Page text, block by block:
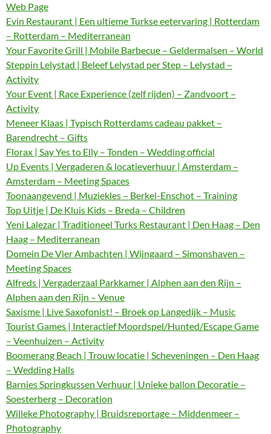
Web Page
Evin Restaurant | Een ultieme Turkse eetervaring | Rotterdam
– Rotterdam – Mediterranean
Your Favorite Grill | Mobile Barbecue – Geldermalsen – World
Steppin Lelystad | Beleef Lelystad per Step – Lelystad –
Activity
Your Event | Race Experience (zelf rijden) – Zandvoort –
Activity
Meneer Klaas | Typisch Rotterdams cadeau pakket –
Barendrecht – Gifts
Florax | Say Yes to Elly – Tonden – Wedding official
Up Events | Vergaderen & locatieverhuur | Amsterdam –
Amsterdam – Meeting Spaces
Toonaangevend | Muziekles – Berkel-Enschot – Training
Top Uitje | De Kluis Kids – Breda – Children
Yeni Lalezar | Traditioneel Turks Restaurant | Den Haag – Den
Haag – Mediterranean
Domein De Vier Ambachten | Wijngaard – Simonshaven –
Meeting Spaces
Alfreds | Vergaderzaal Parkkamer | Alphen aan den Rijn –
Alphen aan den Rijn – Venue
Saxisme | Live Saxofonist! – Broek op Langedijk – Music
Tourist Games | Interactief Moordspel/Hunted/Escape Game
– Veenhuizen – Activity
Boomerang Beach | Trouw locatie | Scheveningen – Den Haag
– Wedding Halls
Barnies Springkussen Verhuur | Unieke ballon Decoratie –
Soesterberg – Decoration
Willeke Photography | Bruidsreportage – Middenmeer –
Photography